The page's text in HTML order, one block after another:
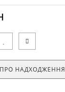
НАДХОДЖЕННЯ